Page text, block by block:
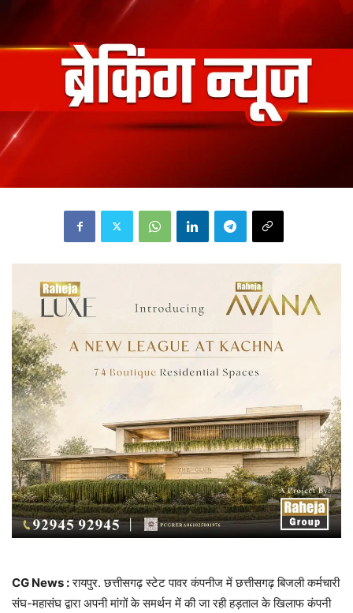
CG News :रायपुर. छत्तीसगढ़ स्टेट पावर कंपनीज में छत्तीसगढ़ बिजली कर्मचारी
संघ-महासंघ द्वारा अपनी मांगों के समर्थन में की जा रही हड़ताल के खिलाफ कंपनी